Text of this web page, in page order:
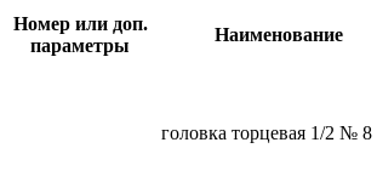
Номер или доп.
параметры
Наименование
головка торцевая 1/2 № 8